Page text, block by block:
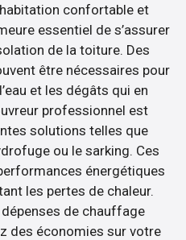
confortable et
essentiel de s’assurer
de la toiture. Des
être nécessaires pour
et les dégâts qui en
professionnel est
solutions telles que
ou le sarking. Ces
énergétiques
les pertes de chaleur.
de chauffage
des économies sur votre